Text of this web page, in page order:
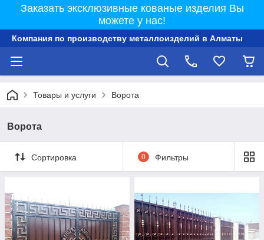
Заказать эксклюзивные кованые изделия Вы
можете у нас!
Компания по производству металлоизделий в Алматы
Товары и услуги Ворота
Ворота
Сортировка 0 Фильтры